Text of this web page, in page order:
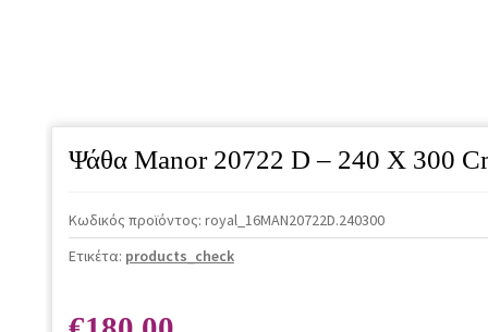
Ψάθα Manor 20722 D – 240 X 300
Κωδικός προϊόντος: royal_16MAN20722D.240300
Ετικέτα: products_check